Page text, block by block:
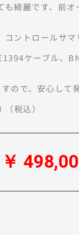
も綺麗です、前
ントロールサマ
ケーブル、
ので、安心して
定価	￥	2.246.4.00	（税込）
￥